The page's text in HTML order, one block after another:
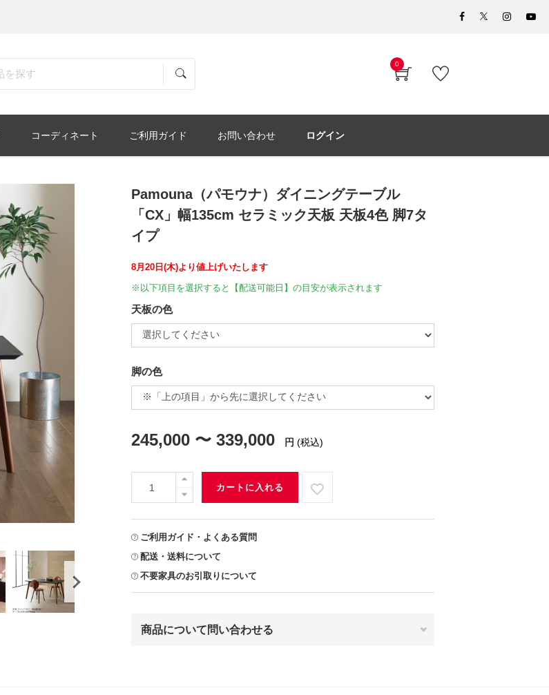
0
コーディネート ご利用ガイド お問い合わせ ログイン
Pamouna（パモウナ）ダイニングテーブル
「CX」幅135cm セラミック天板 天板4色 脚7タ
イプ
8月20日(木)より値上げいたします
※以下項目を選択すると【配送可能日】の目安が表示されます
天板の色
脚の色
245,000 〜 339,000 円 (税込)
カートに入れる
ご利用ガイド・よくある質問
配送・送料について
不要家具のお引取りについて
商品について問い合わせる